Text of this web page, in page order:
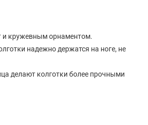
и кружевным орнаментом.
надежно держатся на ноге, не
делают колготки более прочными